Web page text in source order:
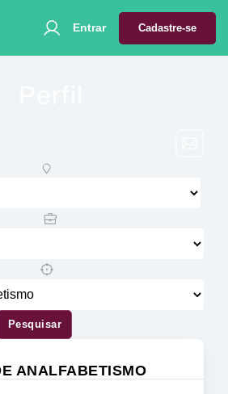
Entrar Cadastre-se
Pesquisar
ANALFABETISMO